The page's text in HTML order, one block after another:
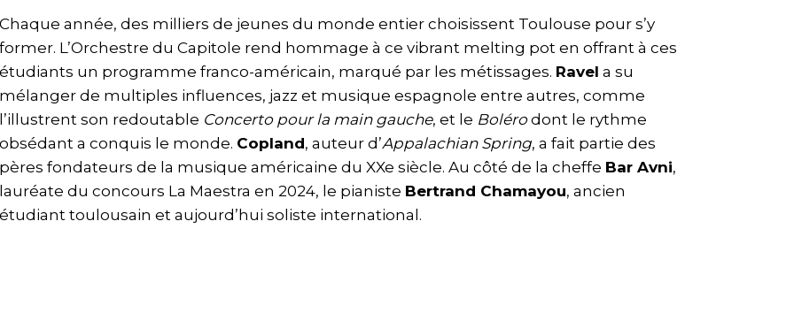
Chaque année, des milliers de jeunes du monde entier choisissent Toulouse pour s’y
former. L’Orchestre du Capitole rend hommage à ce vibrant melting pot en offrant à ces
étudiants un programme franco-américain, marqué par les métissages. Ravel a su
mélanger de multiples influences, jazz et musique espagnole entre autres, comme
l’illustrent son redoutable Concerto pour la main gauche, et le Bolérodont le rythme
obsédant a conquis le monde. Copland, auteur d’Appalachian Spring, a fait partie des
pères fondateurs de la musique américaine du XXe siècle. Au côté de la cheffe Bar Avni,
lauréate du concours La Maestra en 2024, le pianiste Bertrand Chamayou, ancien
étudiant toulousain et aujourd’hui soliste international.